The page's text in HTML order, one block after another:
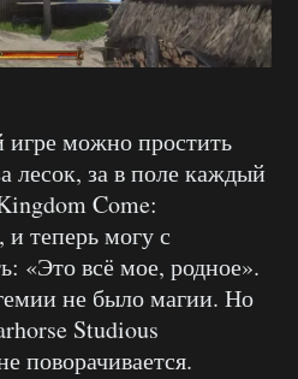
можно простить
лесок, за в поле каждый
Come:
теперь могу с
«Это всё мое, родное».
не было магии. Но
Studious
поворачивается.